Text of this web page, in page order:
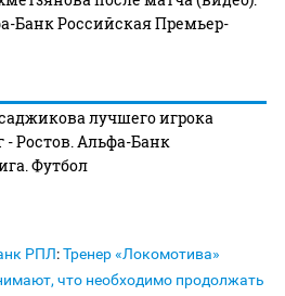
Банк Российская Премьер-
лучшего игрока
- Ростов. Альфа-Банк
Футбол
РПЛ:Тренер «Локомотива»
что необходимо продолжать